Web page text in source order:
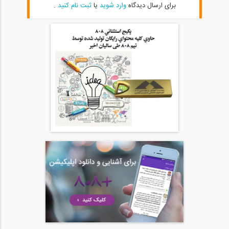
بخشی از فیلم آموزشی طراحی سازه های...
بخشی از فیلم وبینار مقایسه سیستم...
بخشی از فیلم وبینار طراحی تیرهای لانه...
بخشی از فیلم وبینار مدلینگ اتصال مفصلی...
برای ارسال دیدگاهوارد شوید یاثبت نام کنید .